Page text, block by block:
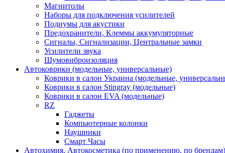
Магнитолы
Наборы для подключения усилителей
Подиумы для акустики
Предохранители, Клеммы аккумуляторные
Сигналы, Сигнализации, Центральные замки
Усилители звука
Шумовиброизоляция
Автоковрики (модельные, универсальные)
Коврики в салон Украина (модельные,
Коврики в салон Stingray (модельные)
Коврики в салон EVA (модельные)
RZ
Гаджеты
Компьютерные колонки
Наушники
Смарт Часы
Автохимия, Автокосметика (по применению, по брендам)